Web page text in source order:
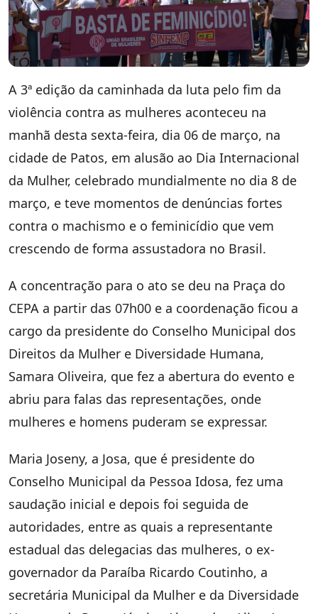
A 3ª edição da caminhada da luta pelo fim da
violência contra as mulheres aconteceu na
manhã desta sexta-feira, dia 06 de março, na
cidade de Patos, em alusão ao Dia Internacional
da Mulher, celebrado mundialmente no dia 8 de
março, e teve momentos de denúncias fortes
contra o machismo e o feminicídio que vem
crescendo de forma assustadora no Brasil.
A concentração para o ato se deu na Praça do
CEPA a partir das 07h00 e a coordenação ficou a
cargo da presidente do Conselho Municipal dos
Direitos da Mulher e Diversidade Humana,
Samara Oliveira, que fez a abertura do evento e
abriu para falas das representações, onde
mulheres e homens puderam se expressar.
Maria Joseny, a Josa, que é presidente do
Conselho Municipal da Pessoa Idosa, fez uma
saudação inicial e depois foi seguida de
autoridades, entre as quais a representante
estadual das delegacias das mulheres, o ex-
governador da Paraíba Ricardo Coutinho, a
secretária Municipal da Mulher e da Diversidade